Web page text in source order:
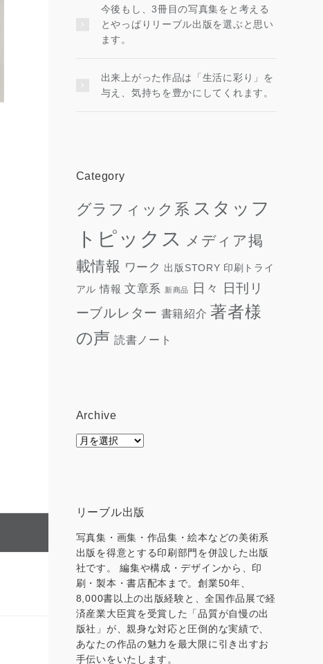
今後もし、3冊目の写真集をと考える
とやっぱりリーブル出版を選ぶと思い
ます。
出来上がった作品は「生活に彩り」を
与え、気持ちを豊かにしてくれます。
Category
グラフィック系 スタッフ
トピックス メディア掲
載情報 ワーク 出版STORY 印刷トライ
アル 情報 文章系 新商品 日々
日刊リ
ーブルレター 書籍紹介 著者様
の声 読書ノート
Archive
Archive
リーブル出版
写真集・画集・作品集・絵本などの美術系
出版を得意とする印刷部門を併設した出版
社です。 編集や構成・デザインから、印
刷・製本・書店配本まで。創業50年、
8,000書以上の出版経験と、全国作品展で経
済産業大臣賞を受賞した「品質が自慢の出
版社」が、親身な対応と圧倒的な実績で、
あなたの作品の魅力を最大限に引き出すお
手伝いをいたします。